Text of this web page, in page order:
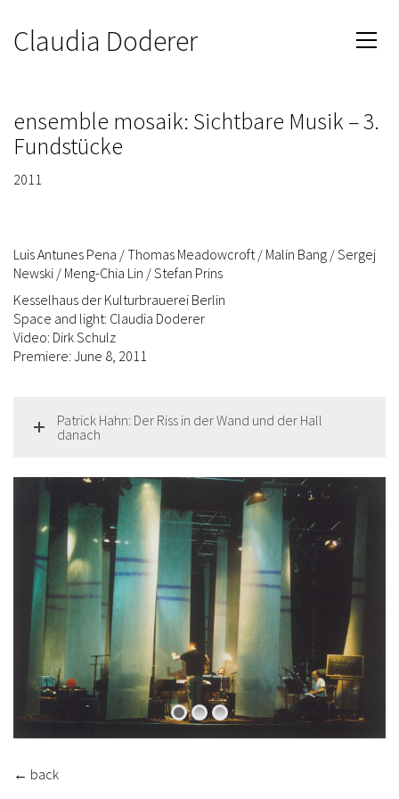
Claudia Doderer
ensemble mosaik: Sichtbare Musik – 3.
Fundstücke
2011
Luis Antunes Pena / Thomas Meadowcroft / Malin Bang / Sergej
Newski / Meng-Chia Lin / Stefan Prins
Kesselhaus der Kulturbrauerei Berlin
Space and light: Claudia Doderer
Video: Dirk Schulz
Premiere: June 8, 2011
Patrick Hahn: Der Riss in der Wand und der Hall
danach
← back